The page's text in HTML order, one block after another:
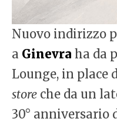
Nuovo indirizzo
a Ginevra ha da
Lounge, in place
store che da un
30° anniversario